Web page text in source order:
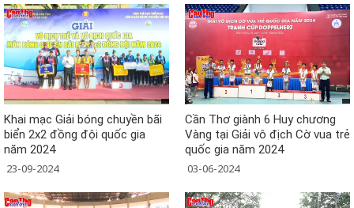
Khai mạc Giải bóng chuyền bãi
biển 2x2 đồng đội quốc gia
năm 2024
23-09-2024
Cần Thơ giành 6 Huy chương
Vàng tại Giải vô địch Cờ vua trẻ
quốc gia năm 2024
03-06-2024